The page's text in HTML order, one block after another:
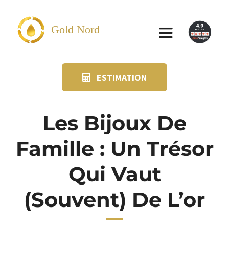
contenu
Gold Nord
Toggle
SUIVI KIT POSTAL
NOS AGENCES
ESTIMATION
Les Bijoux De
Famille : Un Trésor
Qui Vaut
(souvent) De L’or